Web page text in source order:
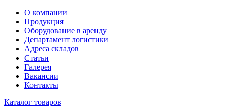
О компании
Продукция
Оборудование в аренду
Департамент логистики
Адреса складов
Статьи
Галерея
Вакансии
Контакты
Каталог товаров